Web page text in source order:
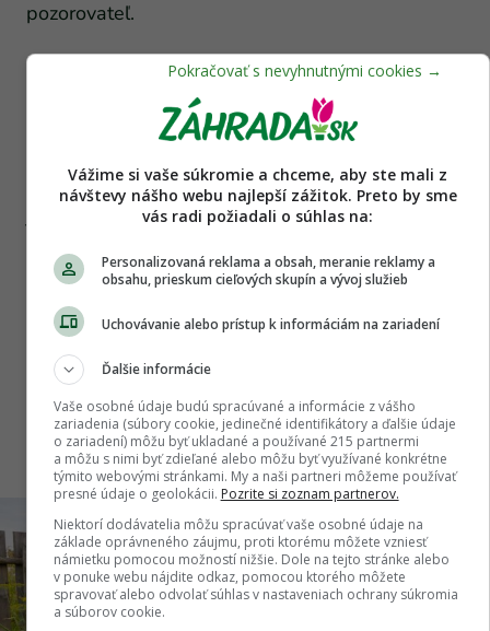
pozorovateľ.
Chaos ≠ burina všade
Veľkým omylom je predstava, že chaos
Niektoré buriny sú ekologicky cenné, iné sú
jednoducho neúnavní dobyvatelia.Pýra
aspoň trochu pod kontrolou.
Zdravý chaos znamená výber. Nechávame to, čo
prináša hodnotu – pre opeľovače, pôdu alebo
oko – a odstraňujeme to, čo všetko ostatné udusí.
Skúsení záhradníci tomu hovoria „editovanie“.
Menej romantické slovo, ale veľmi praktické.
Vážime si vaše súkromie a chceme, aby ste mali z
návštevy nášho webu najlepší zážitok. Preto by sme
vás radi požiadali o súhlas na:
Personalizovaná reklama a obsah, meranie reklamy a
obsahu, prieskum cieľových skupín a vývoj služieb
Uchovávanie alebo prístup k informáciám na zariadení
Ďalšie informácie
Vaše osobné údaje budú spracúvané a informácie z vášho
zariadenia (súbory cookie, jedinečné identifikátory a ďalšie údaje
o zariadení) môžu byť ukladané a používané 215 partnermi
a môžu s nimi byť zdieľané alebo môžu byť využívané konkrétne
týmito webovými stránkami. My a naši partneri môžeme používať
presné údaje o geolokácii. Pozrite si zoznam partnerov.
Niektorí dodávatelia môžu spracúvať vaše osobné údaje na
základe oprávneného záujmu, proti ktorému môžete vzniesť
námietku pomocou možností nižšie. Dole na tejto stránke alebo
v ponuke webu nájdite odkaz, pomocou ktorého môžete
spravovať alebo odvolať súhlas v nastaveniach ochrany súkromia
a súborov cookie.